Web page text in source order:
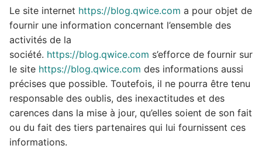
Le site internet https://blog.qwice.com a pour objet de
fournir une information concernant l’ensemble des
activités de la
société. https://blog.qwice.com s’efforce de fournir sur
le site https://blog.qwice.com des informations aussi
précises que possible. Toutefois, il ne pourra être tenu
responsable des oublis, des inexactitudes et des
carences dans la mise à jour, qu’elles soient de son fait
ou du fait des tiers partenaires qui lui fournissent ces
informations.